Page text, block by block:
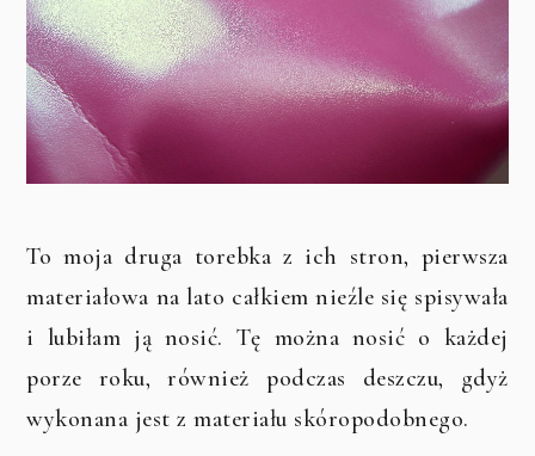
To moja druga torebka z ich stron, pierwsza
materiałowa na lato całkiem nieźle się spisywała
i lubiłam ją nosić. Tę można nosić o każdej
porze roku, również podczas deszczu, gdyż
wykonana jest z materiału skóropodobnego.